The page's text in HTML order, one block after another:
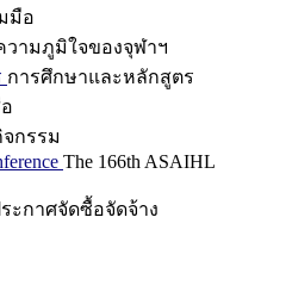
มือ
วามภูมิใจของจุฬาฯ
การศึกษาและหลักสูตร
กรรม
The 166th ASAIHL
ะกาศจัดซื้อจัดจ้าง